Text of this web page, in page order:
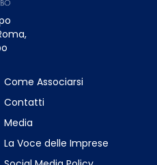
Come Associarsi
Contatti
Media
La Voce delle Imprese